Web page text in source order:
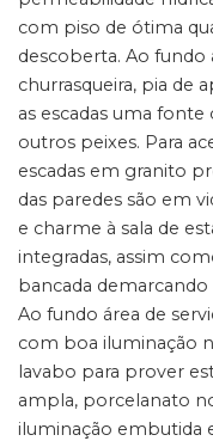
com piso de ótima
descoberta. Ao fundo
churrasqueira, pia de
as escadas uma
outros peixes. Para
escadas em granito
das paredes são em
e charme à sala de
integradas, assim
bancada demarcando
Ao fundo área de
com boa iluminação
lavabo para prover
ampla, porcelanato
iluminação embutida